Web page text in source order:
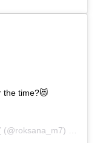
the time?😻
(@roksana_m7) op